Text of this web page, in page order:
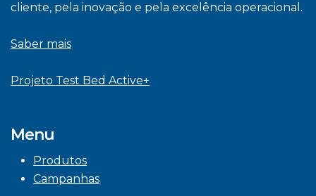
cliente, pela inovação e pela excelência operacional.
Saber mais
Projeto Test Bed Active+
Menu
Produtos
Campanhas